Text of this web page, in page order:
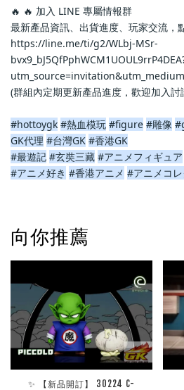
🔥 🔥 加入 LINE 專屬情報群
最新產品資訊、出貨進度、玩家交流，
https://line.me/ti/g2/WLbj-MSr-
(群組內定期更新產品進度，歡迎加入討
#hottoygk #熱血模玩 #figure #雕像
GK代理 #台灣GK #香港GK
#最遊記 #玄奘三藏 #アニメフィギュア
#アニメ好き #香港アニメ #アニメコ
向你推薦
✨ 【新品開訂】 30224 C-